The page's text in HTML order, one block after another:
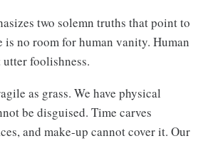
two solemn truths that point to
is no room for human vanity. Human
foolishness.
as grass. We have physical
be disguised. Time carves
and make-up cannot cover it. Our